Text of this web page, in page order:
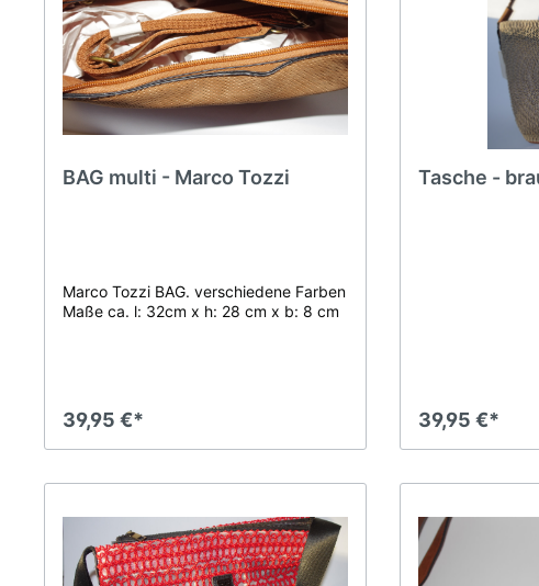
Sport/Trekking
Anzugsschuhe
Badeschuhe
BAG multi - Marco Tozzi
Marco Tozzi BAG. verschiedene Farben
Maße ca. l: 32cm x h: 28 cm x b: 8 cm
39,95 €*
Tasche -
39,95 €*